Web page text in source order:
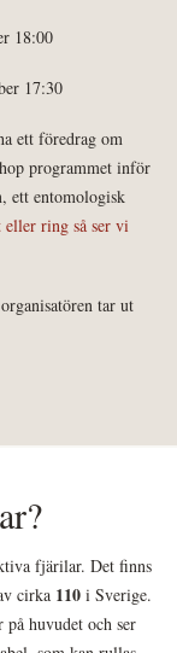
18:00
17:30
ett föredrag om
programmet inför
ett entomologisk
eller ring så ser vi
tar ut
fjärilar. Det finns
cirka 110 i Sverige.
huvudet och ser